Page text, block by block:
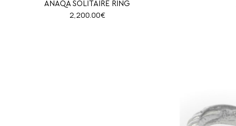
ANAQA SOLITAIRE RING
2,200.00€